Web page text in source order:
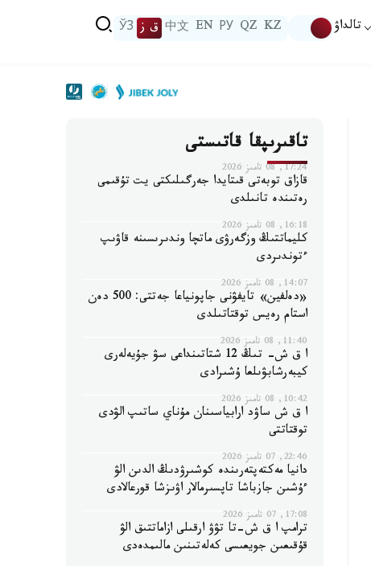
تالداۋ KZ
QZ
РУ
EN
中文 ق ز ЎЗ
تاقىرىپقا قاتىستى
17:24, 08 تامىز 2026
قازاق توبەتى قىتايدا جەرگىلىكتى يت تۇقىمى
رەتىندە تانىلدى
16:18, 08 تامىز 2026
كليماتتىڭ وزگەرۋى ماتچا وندىرىسىنە قاۋىپ
ءتوندىردى
14:07, 08 تامىز 2026
«دەلفين» تايفۋنى جاپونياعا جەتتى: 500 دەن
استام رەيس توقتاتىلدى
11:40, 08 تامىز 2026
ا ق ش- تىڭ 12 شتاتىنداعى سۋ جۇيەلەرى
كيبەرشابۋىلعا ۇشىرادى
10:42, 08 تامىز 2026
ا ق ش ساۋد ارابياسىنان مۇناي ساتىپ الۋدى
توقتاتتى
22:46, 07 تامىز 2026
دانيا مەكتەپتەرىندە كوشىرۋدىڭ الدىن الۋ
ءۇشىن جازباشا تاپسىرمالار اۋىزشا قورعالادى
17:08, 07 تامىز 2026
ترامپ ا ق ش-تا تۋۋ ارقىلى ازاماتتىق الۋ
قۇقىعىن جويعىسى كەلەتىنىن مالىمدەدى